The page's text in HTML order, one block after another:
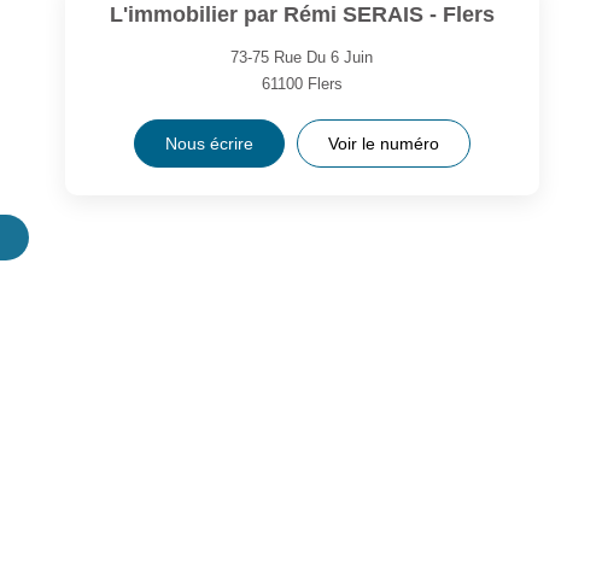
L'immobilier par Rémi SERAIS - Flers
73-75 Rue Du 6 Juin
61100 Flers
Nous écrire Voir le numéro